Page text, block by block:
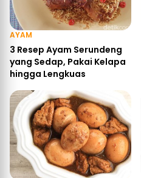
AYAM
3 Resep Ayam Serundeng
yang Sedap, Pakai Kelapa
hingga Lengkuas